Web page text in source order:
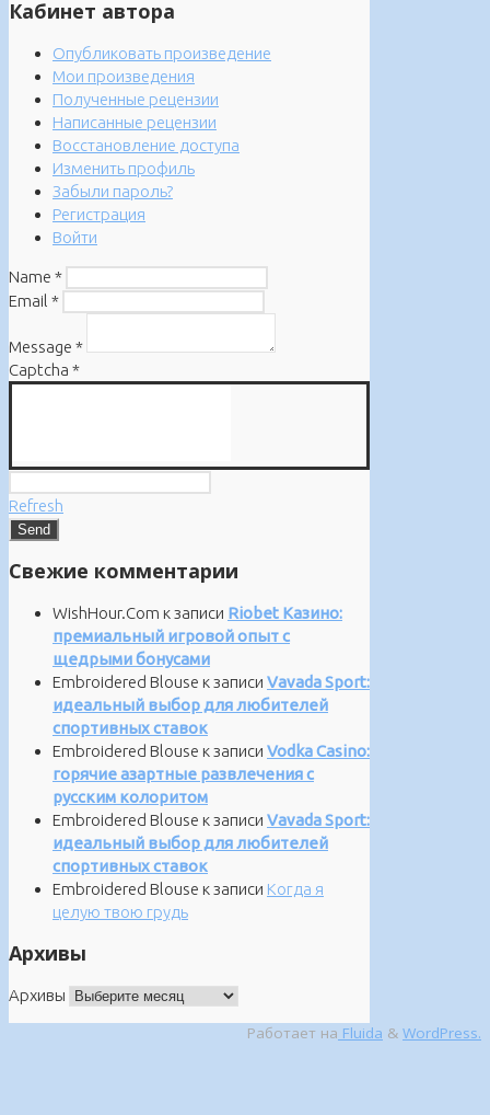
Кабинет автора
Опубликовать произведение
Мои произведения
Полученные рецензии
Написанные рецензии
Восстановление доступа
Изменить профиль
Забыли пароль?
Регистрация
Войти
Name *
Email *
Message *
Captcha *
Refresh
Свежие комментарии
WishHour.Com к записи Riobet Казино:
премиальный игровой опыт с
щедрыми бонусами
Embroidered Blouse к записи Vavada Sport:
идеальный выбор для любителей
спортивных ставок
Embroidered Blouse к записи Vodka Casino:
горячие азартные развлечения с
русским колоритом
Embroidered Blouse к записи Vavada Sport:
идеальный выбор для любителей
спортивных ставок
Embroidered Blouse к записи Когда я
целую твою грудь
Архивы
Архивы
Работает на Fluida & WordPress.